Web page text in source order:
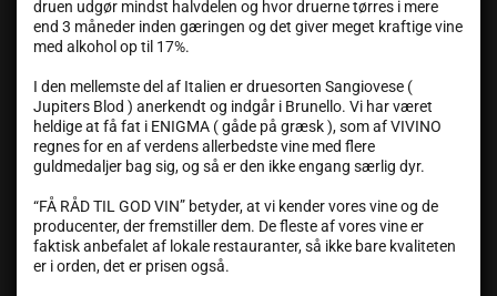
druen udgør mindst halvdelen og hvor druerne tørres i mere
end 3 måneder inden gæringen og det giver meget kraftige vine
med alkohol op til 17%.
I den mellemste del af Italien er druesorten Sangiovese (
Jupiters Blod ) anerkendt og indgår i Brunello. Vi har været
heldige at få fat i ENIGMA ( gåde på græsk ), som af VIVINO
regnes for en af verdens allerbedste vine med flere
guldmedaljer bag sig, og så er den ikke engang særlig dyr.
“FÅ RÅD TIL GOD VIN” betyder, at vi kender vores vine og de
producenter, der fremstiller dem. De fleste af vores vine er
faktisk anbefalet af lokale restauranter, så ikke bare kvaliteten
er i orden, det er prisen også.